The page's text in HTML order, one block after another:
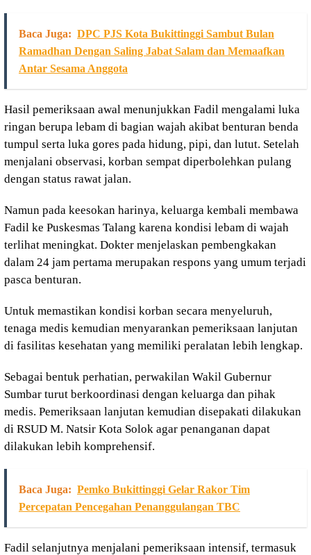
Baca Juga: DPC PJS Kota Bukittinggi Sambut Bulan
Ramadhan Dengan Saling Jabat Salam dan Memaafkan
Antar Sesama Anggota
Hasil pemeriksaan awal menunjukkan Fadil mengalami luka
ringan berupa lebam di bagian wajah akibat benturan benda
tumpul serta luka gores pada hidung, pipi, dan lutut. Setelah
menjalani observasi, korban sempat diperbolehkan pulang
dengan status rawat jalan.
Namun pada keesokan harinya, keluarga kembali membawa
Fadil ke Puskesmas Talang karena kondisi lebam di wajah
terlihat meningkat. Dokter menjelaskan pembengkakan
dalam 24 jam pertama merupakan respons yang umum terjadi
pasca benturan.
Untuk memastikan kondisi korban secara menyeluruh,
tenaga medis kemudian menyarankan pemeriksaan lanjutan
di fasilitas kesehatan yang memiliki peralatan lebih lengkap.
Sebagai bentuk perhatian, perwakilan Wakil Gubernur
Sumbar turut berkoordinasi dengan keluarga dan pihak
medis. Pemeriksaan lanjutan kemudian disepakati dilakukan
di RSUD M. Natsir Kota Solok agar penanganan dapat
dilakukan lebih komprehensif.
Baca Juga: Pemko Bukittinggi Gelar Rakor Tim
Percepatan Pencegahan Penanggulangan TBC
Fadil selanjutnya menjalani pemeriksaan intensif, termasuk